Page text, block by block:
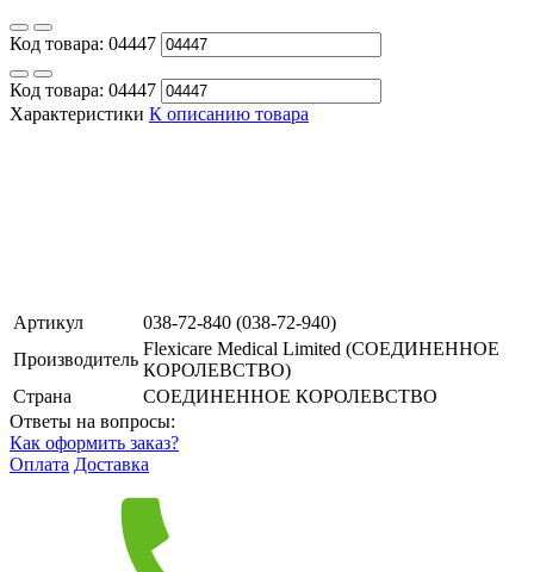
Код товара: 04447
Код товара: 04447
Характеристики К описанию товара
Артикул
038-72-840 (038-72-940)
Производитель
Flexicare Medical Limited (СОЕДИНЕННОЕ
КОРОЛЕВСТВО)
Страна
СОЕДИНЕННОЕ КОРОЛЕВСТВО
Ответы на вопросы:
Как оформить заказ?
Оплата Доставка